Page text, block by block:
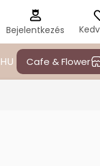
Bejelentkezés
HU Cafe & Flower